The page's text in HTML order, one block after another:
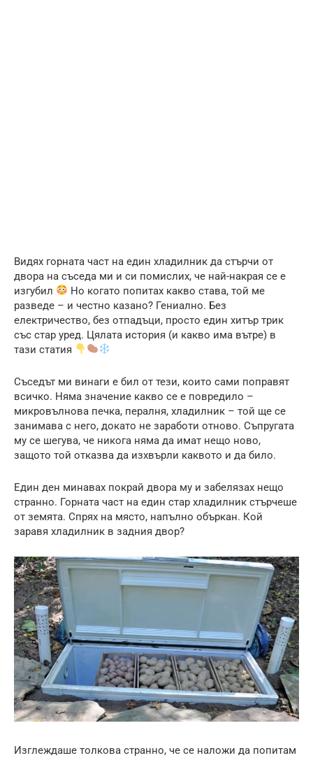
Видях горната част на един хладилник да стърчи от
двора на съседа ми и си помислих, че най-накрая се е
изгубил
Но когато попитах какво става, той ме
разведе – и честно казано? Гениално. Без
електричество, без отпадъци, просто един хитър трик
със стар уред. Цялата история (и какво има вътре) в
тази статия
Съседът ми винаги е бил от тези, които сами поправят
всичко. Няма значение какво се е повредило –
микровълнова печка, пералня, хладилник – той ще се
занимава с него, докато не заработи отново. Съпругата
му се шегува, че никога няма да имат нещо ново,
защото той отказва да изхвърли каквото и да било.
Един ден минавах покрай двора му и забелязах нещо
странно. Горната част на един стар хладилник стърчеше
от земята. Спрях на място, напълно объркан. Кой
заравя хладилник в задния двор?
Изглеждаше толкова странно, че се наложи да попитам